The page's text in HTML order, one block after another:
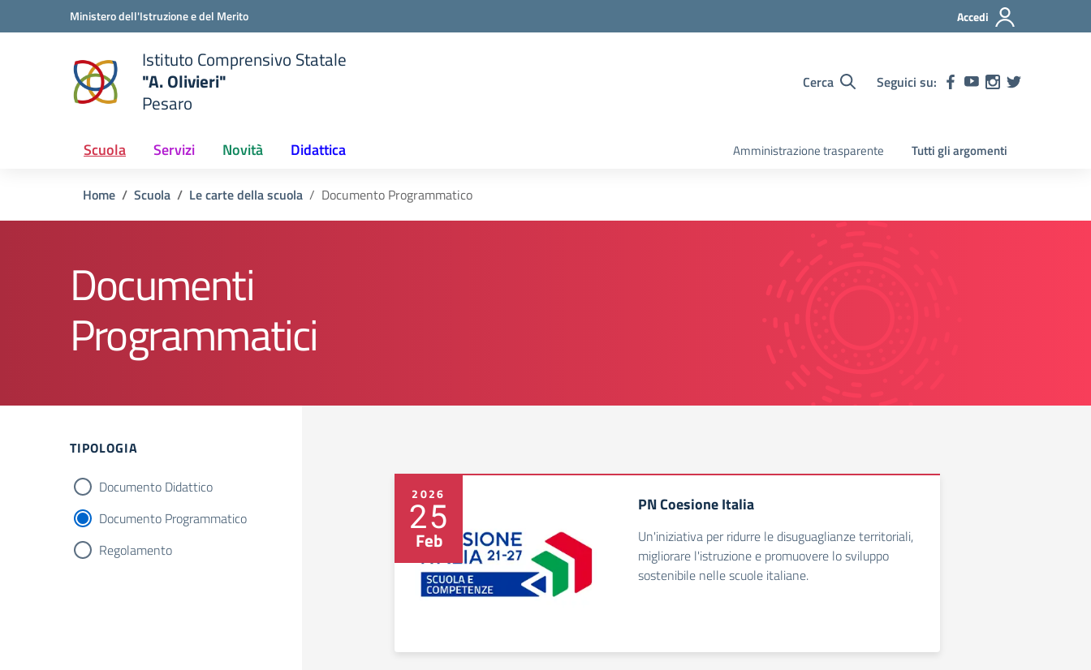
Vai ai contenuti
Vai al menu di navigazioneMinistero dell'Istruzione e del Merito Accedi
scuola
Istituto Comprensivo Statale
"A. Olivieri"
Pesaro
Cerca Seguici su:
Scuola Servizi Novità Didattica Amministrazione trasparente Tutti gli argomenti
Home Scuola Le carte della scuola Documento Programmatico
Documenti
Programmatici
Filtri
TIPOLOGIA
Documento Didattico
Documento Programmatico
Regolamento
2026
25
Feb
PN Coesione Italia
Un'iniziativa per ridurre le disuguaglianze territoriali,
migliorare l'istruzione e promuovere lo sviluppo
sostenibile nelle scuole italiane.